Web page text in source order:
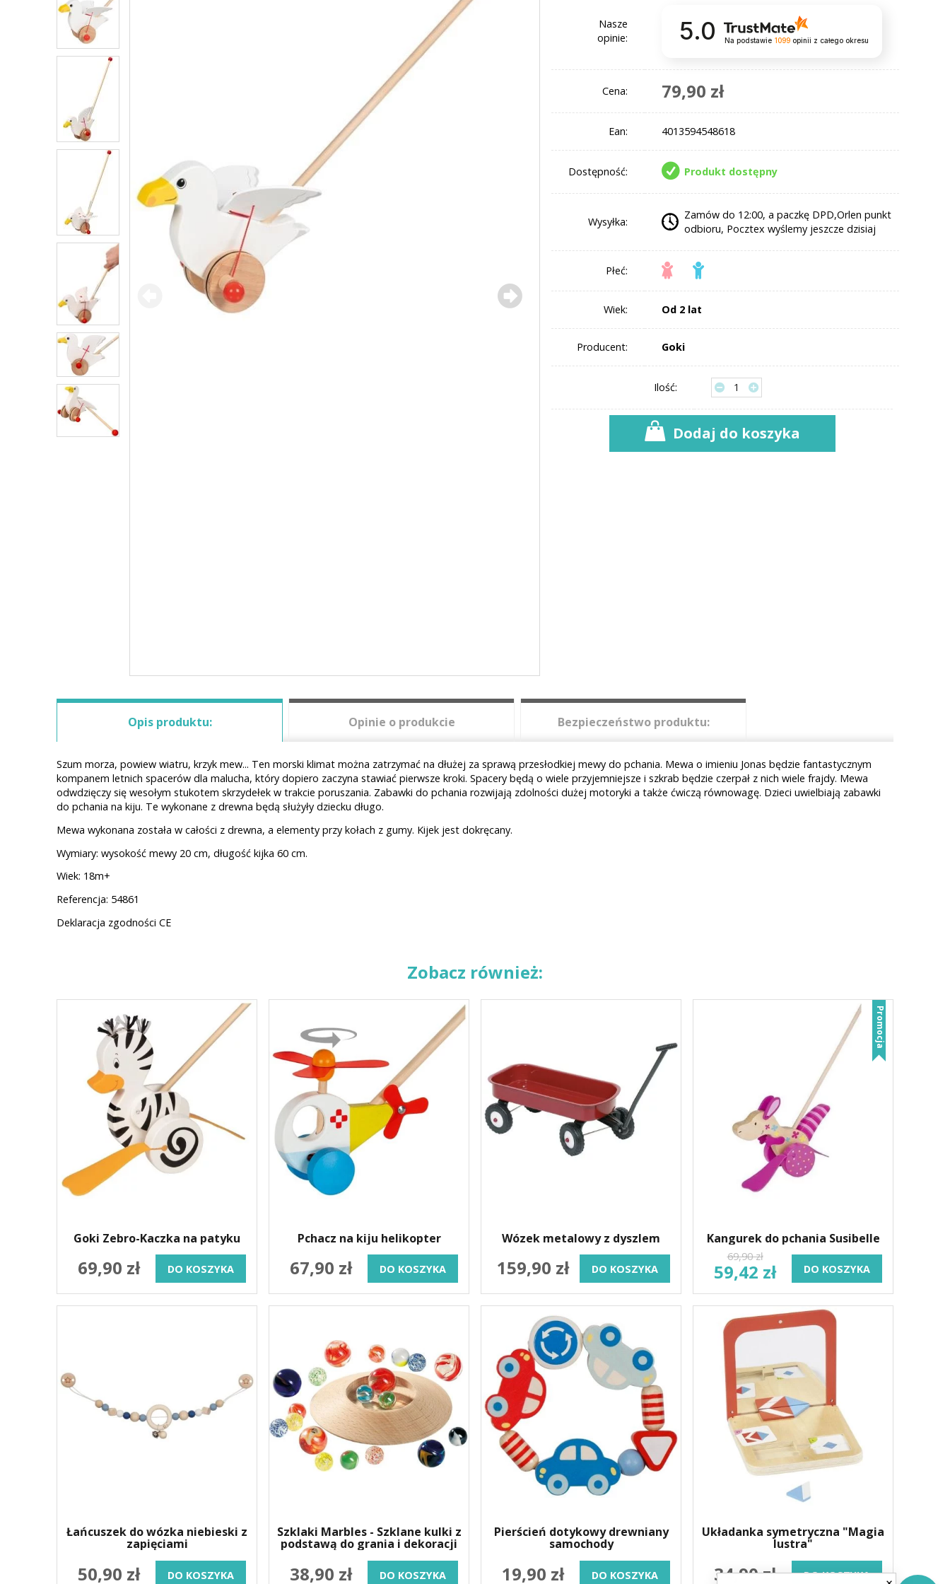
Nasze
opinie:
5.0 Na podstawie 1099opinii z całego okresu
Cena: 79,90 zł
Ean: 4013594548618
Dostępność: Produkt dostępny
Wysyłka:
Zamów do 12:00, a paczkę DPD,Orlen punkt
odbioru, Pocztex wyślemy jeszcze dzisiaj
Płeć:
Wiek: Od 2 lat
Producent: Goki
Ilość:
Dodaj do koszyka
Opis produktu: Opinie o produkcie Bezpieczeństwo produktu:
Szum morza, powiew wiatru, krzyk mew... Ten morski klimat można zatrzymać na dłużej za sprawą przesłodkiej mewy do pchania. Mewa o imieniu Jonas będzie fantastycznym
kompanem letnich spacerów dla malucha, który dopiero zaczyna stawiać pierwsze kroki. Spacery będą o wiele przyjemniejsze i szkrab będzie czerpał z nich wiele frajdy. Mewa
odwdzięczy się wesołym stukotem skrzydełek w trakcie poruszania. Zabawki do pchania rozwijają zdolności dużej motoryki a także ćwiczą równowagę. Dzieci uwielbiają zabawki
do pchania na kiju. Te wykonane z drewna będą służyły dziecku długo.
Mewa wykonana została w całości z drewna, a elementy przy kołach z gumy. Kijek jest dokręcany.
Wymiary: wysokość mewy 20 cm, długość kijka 60 cm.
Wiek: 18m+
Referencja: 54861
Deklaracja zgodności CE
Zobacz również:
Goki Zebro-Kaczka na patyku
69,90 zł DO KOSZYKA
Pchacz na kiju helikopter
67,90 zł DO KOSZYKA
Wózek metalowy z dyszlem
159,90 zł DO KOSZYKA
Kangurek do pchania Susibelle
69,90 zł
59,42 zł
Promocja
DO KOSZYKA
Łańcuszek do wózka niebieski z
zapięciami
50,90 zł DO KOSZYKA
Szklaki Marbles - Szklane kulki z
podstawą do grania i dekoracji
38,90 zł DO KOSZYKA
Pierścień dotykowy drewniany
samochody
19,90 zł DO KOSZYKA
Układanka symetryczna "Magia
lustra"
34,90 zł
DO KOSZYKA